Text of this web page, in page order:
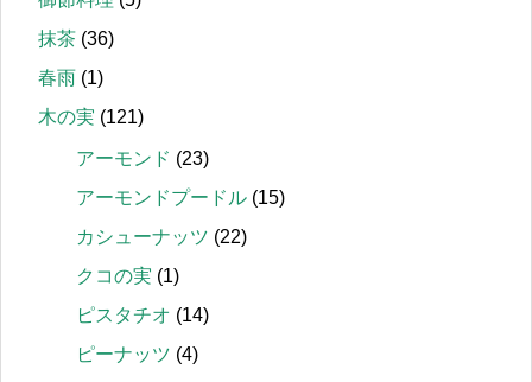
抹茶 (36)
春雨 (1)
木の実 (121)
アーモンド (23)
アーモンドプードル (15)
カシューナッツ (22)
クコの実 (1)
ピスタチオ (14)
ピーナッツ (4)